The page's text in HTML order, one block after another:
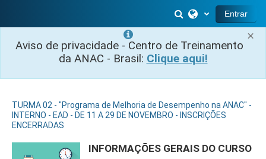
×
Aviso de privacidade - Centro de Treinamento
da ANAC - Brasil: Clique aqui!
Alternar entrada
Entrar
TURMA 02 - "Programa de Melhoria de Desempenho na ANAC" -
INTERNO - EAD - DE 11 A 29 DE NOVEMBRO - INSCRIÇÕES
ENCERRADAS
INFORMAÇÕES GERAIS DO CURSO